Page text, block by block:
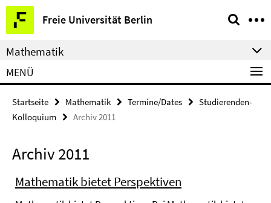
Springe
direkt
zu
Inhalt
Freie Universität Berlin
Service-
Navigation
Mathematik
MENÜ
Startseite Mathematik Termine/Dates
Studierenden-
Kolloquium
Archiv 2011
Archiv 2011
Mathematik bietet Perspektiven